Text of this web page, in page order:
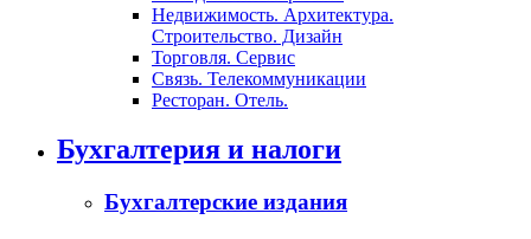
Недвижимость. Архитектура.
Строительство. Дизайн
Торговля. Сервис
Связь. Телекоммуникации
Ресторан. Отель.
Бухгалтерия и налоги
Бухгалтерские издания